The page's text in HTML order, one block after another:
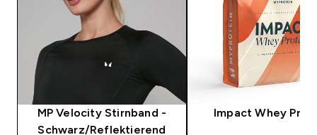
MP Velocity Stirnband -
Schwarz/Reflektierend
Impact Whey